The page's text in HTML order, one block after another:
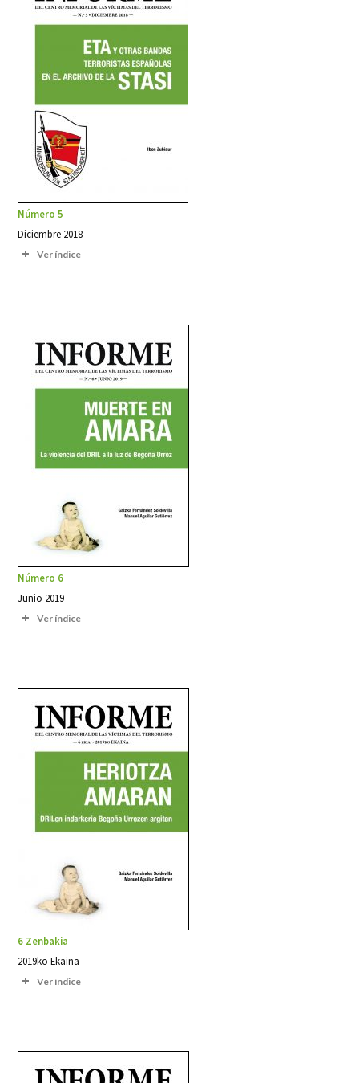
Número 5
Diciembre 2018
Ver índice
Número 6
Junio 2019
Ver índice
6 Zenbakia
2019ko Ekaina
Ver índice